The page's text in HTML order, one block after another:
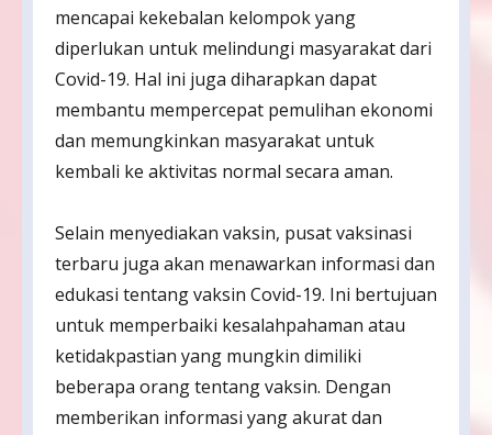
mencapai kekebalan kelompok yang
diperlukan untuk melindungi masyarakat dari
Covid-19. Hal ini juga diharapkan dapat
membantu mempercepat pemulihan ekonomi
dan memungkinkan masyarakat untuk
kembali ke aktivitas normal secara aman.
Selain menyediakan vaksin, pusat vaksinasi
terbaru juga akan menawarkan informasi dan
edukasi tentang vaksin Covid-19. Ini bertujuan
untuk memperbaiki kesalahpahaman atau
ketidakpastian yang mungkin dimiliki
beberapa orang tentang vaksin. Dengan
memberikan informasi yang akurat dan